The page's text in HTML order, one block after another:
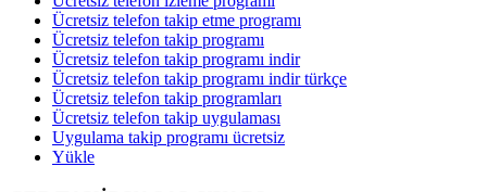
Ücretsiz telefon takip etme programı
Ücretsiz telefon takip programı
Ücretsiz telefon takip programı indir
Ücretsiz telefon takip programı indir türkçe
Ücretsiz telefon takip programları
Ücretsiz telefon takip uygulaması
Uygulama takip programı ücretsiz
Yükle